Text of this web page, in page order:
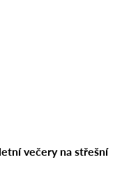
večery na střešní